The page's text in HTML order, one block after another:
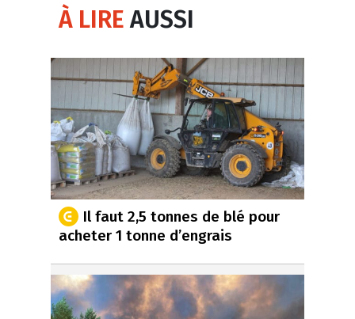
À LIREAUSSI
Il faut 2,5 tonnes de blé pour
acheter 1 tonne d’engrais